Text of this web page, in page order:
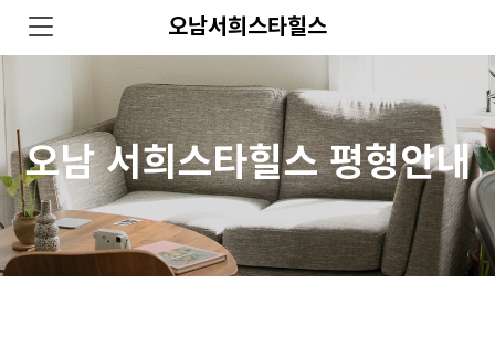
오남서희스타힐스
오남 서희스타힐스 평형안내